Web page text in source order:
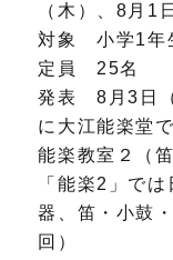
（木）、8月1
対象 小学1年
定員 25名
発表 8月3日
に大江能楽堂
能楽教室２（
「能楽2」で
器、笛・小鼓
回）